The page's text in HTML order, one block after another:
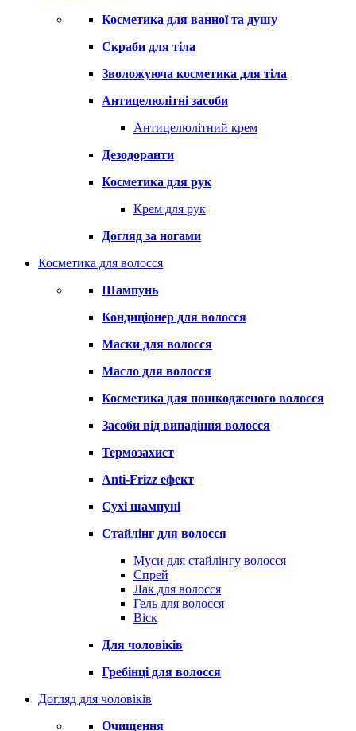
Косметика для ванної та душу
Скраби для тіла
Зволожуюча косметика для тіла
Антицелюлітні засоби
Антицелюлітний крем
Дезодоранти
Косметика для рук
Крем для рук
Догляд за ногами
Косметика для волосся
Шампунь
Кондиціонер для волосся
Маски для волосся
Масло для волосся
Косметика для пошкодженого волосся
Засоби від випадіння волосся
Термозахист
Anti-Frizz ефект
Сухі шампуні
Стайлінг для волосся
Муси для стайлінгу волосся
Спрей
Лак для волосся
Гель для волосся
Віск
Для чоловіків
Гребінці для волосся
Догляд для чоловіків
Очищення